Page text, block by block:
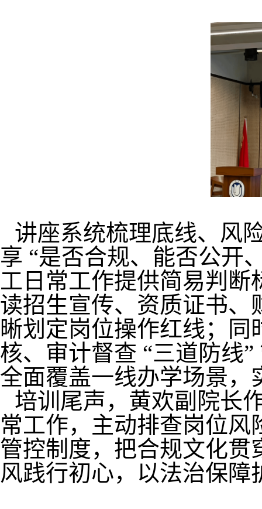
讲座系统梳理底线、风
享 “是否合规、能否公开
工日常工作提供简易判
读招生宣传、资质证书、
晰划定岗位操作红线；
核、审计督查 “三道防线
全面覆盖一线办学场景，
培训尾声，黄欢副院长
常工作，主动排查岗位
管控制度，把合规文化贯
风践行初心，以法治保障